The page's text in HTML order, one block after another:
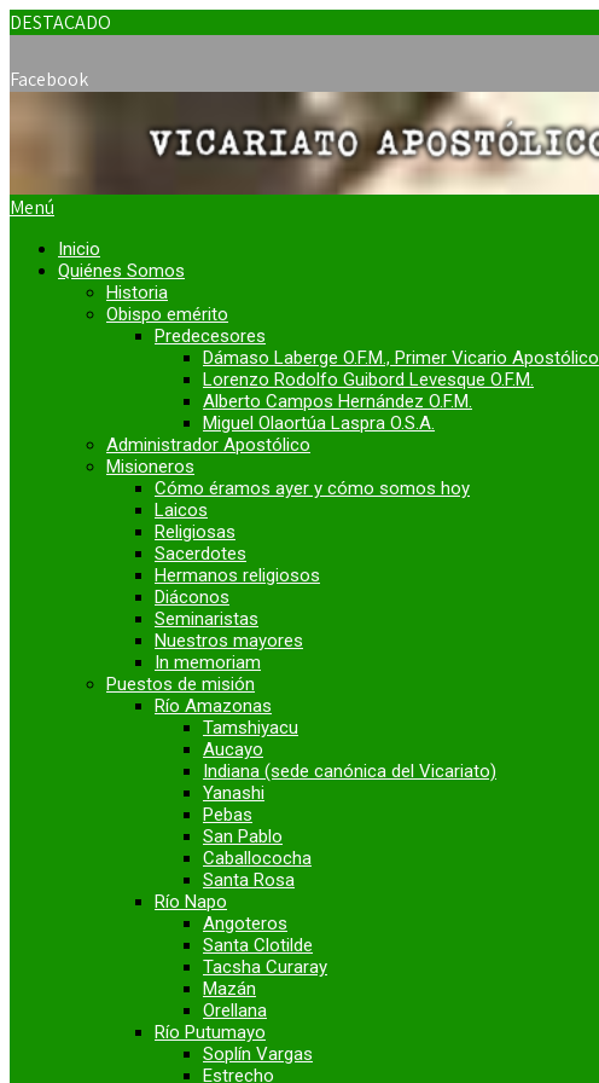
DESTACADO
Facebook
Menú
Inicio
Quiénes Somos
Historia
Obispo emérito
Predecesores
Dámaso Laberge O.F.M., Primer Vicario Apostólico
Lorenzo Rodolfo Guibord Levesque O.F.M.
Alberto Campos Hernández O.F.M.
Miguel Olaortúa Laspra O.S.A.
Administrador Apostólico
Misioneros
Cómo éramos ayer y cómo somos hoy
Laicos
Religiosas
Sacerdotes
Hermanos religiosos
Diáconos
Seminaristas
Nuestros mayores
In memoriam
Puestos de misión
Río Amazonas
Tamshiyacu
Aucayo
Indiana (sede canónica del Vicariato)
Yanashi
Pebas
San Pablo
Caballococha
Santa Rosa
Río Napo
Angoteros
Santa Clotilde
Tacsha Curaray
Mazán
Orellana
Río Putumayo
Soplín Vargas
Estrecho